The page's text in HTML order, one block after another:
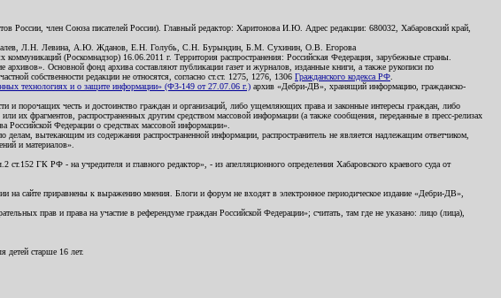
России, член Союза писателей России). Главный редактор: Харитонова И.Ю. Адрес редакции: 680032, Хабаровский край,
Л.Н. Левина, А.Ю. Жданов, Е.Н. Голубь, С.Н. Бурындин, Б.М. Сухинин, О.В. Егорова
(Роскомнадзор) 16.06.2011 г. Территория распространения: Российская Федерация, зарубежные страны.
архивов». Основной фонд архива составляют публикации газет и журналов, изданные книги, а также рукописи по
собственности редакции не относятся, согласно ст.ст. 1275, 1276, 1306 Гражданского кодекса РФ
технологиях и о защите информации» (ФЗ-149 от 27.07.06 г.) архив «Дебри-ДВ», хранящий информацию, гражданско-
и порочащих честь и достоинство граждан и организаций, либо ущемляющих права и законные интересы граждан, либо
их фрагментов, распространенных другим средством массовой информации (а также сообщения, переданные в пресс-релизах
Российской Федерации о средствах массовой информации».
вытекающим из содержания распространенной информации, распространитель не является надлежащим ответчиком,
и материалов».
ГК РФ - на учредителя и главного редактор», - из апелляционного определения Хабаровского краевого суда от
на сайте приравнены к выражению мнения. Блоги и форум не входят в электронное периодическое издание «Дебри-ДВ»,
прав и права на участие в референдуме граждан Российской Федерации»; считать, там где не указано: лицо (лица),
детей старше 16 лет.